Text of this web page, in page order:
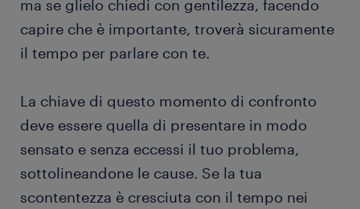
ma se glielo chiedi con gentilezza, facendo
capire che è importante, troverà sicuramente
il tempo per parlare con te.
La chiave di questo momento di confronto
deve essere quella di presentare in modo
sensato e senza eccessi il tuo problema,
sottolineandone le cause. Se la tua
scontentezza è cresciuta con il tempo nei